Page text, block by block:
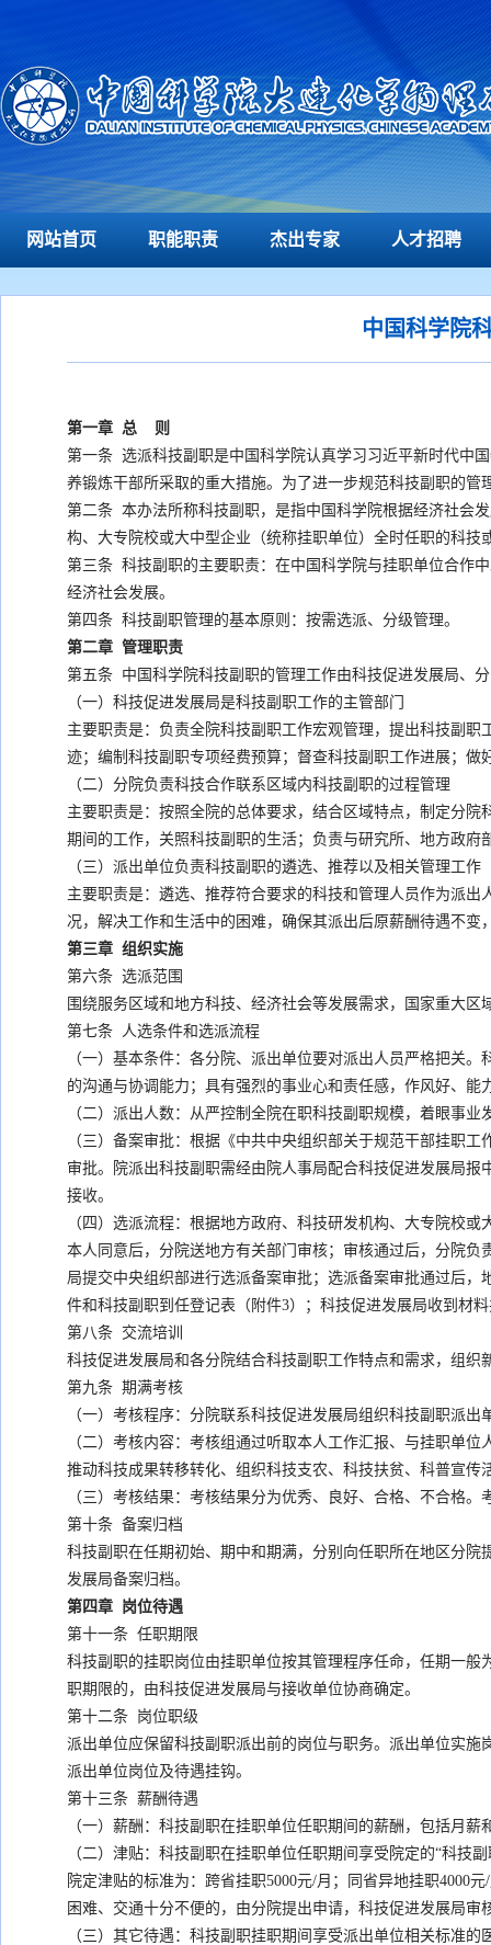
网站首页 职能职责 杰出专家 人才招聘
中国科学院
第一章 总 则
第一条 选派科技副职是中国科学院认真学习习近平新时代中
养锻炼干部所采取的重大措施。为了进一步规范科技副职的
第二条 本办法所称科技副职，是指中国科学院根据经济社会
构、大专院校或大中型企业（统称挂职单位）全时任职的科技
第三条 科技副职的主要职责：在中国科学院与挂职单位合作
经济社会发展。
第四条 科技副职管理的基本原则：按需选派、分级管理。
第二章 管理职责
第五条 中国科学院科技副职的管理工作由科技促进发展局、
（一）科技促进发展局是科技副职工作的主管部门
主要职责是：负责全院科技副职工作宏观管理，提出科技副
迹；编制科技副职专项经费预算；督查科技副职工作进展；
（二）分院负责科技合作联系区域内科技副职的过程管理
主要职责是：按照全院的总体要求，结合区域特点，制定分
期间的工作，关照科技副职的生活；负责与研究所、地方政府
（三）派出单位负责科技副职的遴选、推荐以及相关管理工作
主要职责是：遴选、推荐符合要求的科技和管理人员作为派
况，解决工作和生活中的困难，确保其派出后原薪酬待遇不变
第三章 组织实施
第六条 选派范围
围绕服务区域和地方科技、经济社会等发展需求，国家重大
第七条 人选条件和选派流程
（一）基本条件：各分院、派出单位要对派出人员严格把关
的沟通与协调能力；具有强烈的事业心和责任感，作风好、
（二）派出人数：从严控制全院在职科技副职规模，着眼事
（三）备案审批：根据《中共中央组织部关于规范干部挂职
审批。院派出科技副职需经由院人事局配合科技促进发展局
接收。
（四）选派流程：根据地方政府、科技研发机构、大专院校
本人同意后，分院送地方有关部门审核；审核通过后，分院
局提交中央组织部进行选派备案审批；选派备案审批通过后
件和科技副职到任登记表（附件3）；科技促进发展局收到材
第八条 交流培训
科技促进发展局和各分院结合科技副职工作特点和需求，组
第九条 期满考核
（一）考核程序：分院联系科技促进发展局组织科技副职派
（二）考核内容：考核组通过听取本人工作汇报、与挂职单
推动科技成果转移转化、组织科技支农、科技扶贫、科普宣传
（三）考核结果：考核结果分为优秀、良好、合格、不合格
第十条 备案归档
科技副职在任期初始、期中和期满，分别向任职所在地区分
发展局备案归档。
第四章 岗位待遇
第十一条 任职期限
科技副职的挂职岗位由挂职单位按其管理程序任命，任期一
职期限的，由科技促进发展局与接收单位协商确定。
第十二条 岗位职级
派出单位应保留科技副职派出前的岗位与职务。派出单位实
派出单位岗位及待遇挂钩。
第十三条 薪酬待遇
（一）薪酬：科技副职在挂职单位任职期间的薪酬，包括月
（二）津贴：科技副职在挂职单位任职期间享受院定的“科技
院定津贴的标准为：跨省挂职5000元/月；同省异地挂职4000
困难、交通十分不便的，由分院提出申请，科技促进发展局审
（三）其它待遇：科技副职挂职期间享受派出单位相关标准